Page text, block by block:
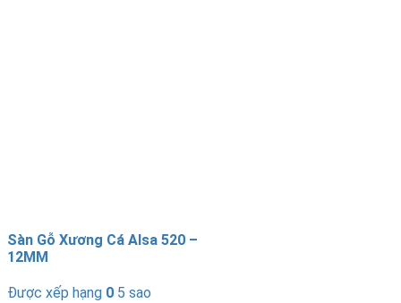
Sàn Gỗ Xương Cá Alsa 520 –
12MM
Được xếp hạng 0 5 sao